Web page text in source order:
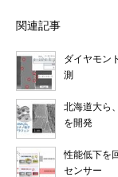
関連記事
ダイヤモン
測
北海道大ら
を開発
性能低下を
センサー